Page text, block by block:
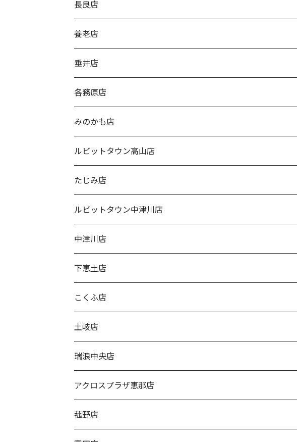
長良店
養老店
垂井店
各務原店
みのかも店
ルビットタウン高山店
たじみ店
ルビットタウン中津川店
中津川店
下恵土店
こくふ店
土岐店
瑞浪中央店
アクロスプラザ恵那店
菰野店